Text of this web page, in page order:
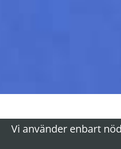
Vi använder enbart